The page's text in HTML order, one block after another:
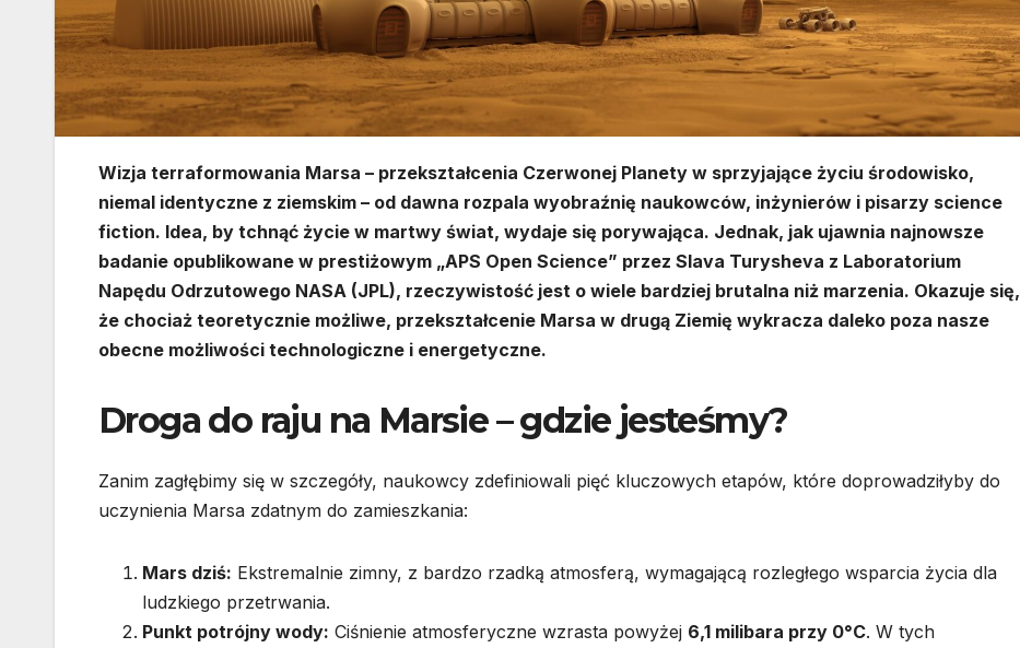
Wizja terraformowania Marsa – przekształcenia Czerwonej Planety w sprzyjające życiu środowisko,
niemal identyczne z ziemskim – od dawna rozpala wyobraźnię naukowców, inżynierów i pisarzy science
fiction. Idea, by tchnąć życie w martwy świat, wydaje się porywająca. Jednak, jak ujawnia najnowsze
badanie opublikowane w prestiżowym „APS Open Science” przez Slava Turysheva z Laboratorium
Napędu Odrzutowego NASA (JPL), rzeczywistość jest o wiele bardziej brutalna niż marzenia. Okazuje się,
że chociaż teoretycznie możliwe, przekształcenie Marsa w drugą Ziemię wykracza daleko poza nasze
obecne możliwości technologiczne i energetyczne.
Droga do raju na Marsie – gdzie jesteśmy?
Zanim zagłębimy się w szczegóły, naukowcy zdefiniowali pięć kluczowych etapów, które doprowadziłyby do
uczynienia Marsa zdatnym do zamieszkania:
Mars dziś: Ekstremalnie zimny, z bardzo rzadką atmosferą, wymagającą rozległego wsparcia życia dla
ludzkiego przetrwania.
Punkt potrójny wody: Ciśnienie atmosferyczne wzrasta powyżej 6,1 milibara przy 0°C. W tych